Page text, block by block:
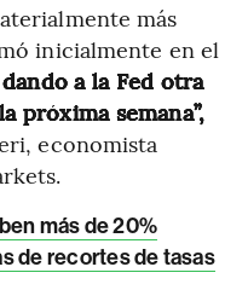
más
inicialmente en el
dando a la Fed otra
próxima semana”,
economista
más de 20%
de recortes de tasas